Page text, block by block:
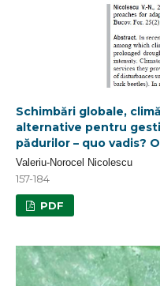
Schimbări globale,
alternative pentru
pădurilor – quo vadis?
Valeriu-Norocel Nicolescu
157-184
PDF